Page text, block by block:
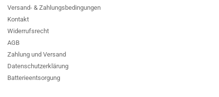
Versand- & Zahlungsbedingungen
Kontakt
Widerrufsrecht
AGB
Zahlung und Versand
Datenschutzerklärung
Batterieentsorgung